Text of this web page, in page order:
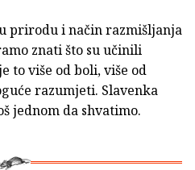
prirodu i način razmišljanja
znati što su učinili
to više od boli, više od
razumjeti. Slavenka
jednom da shvatimo.